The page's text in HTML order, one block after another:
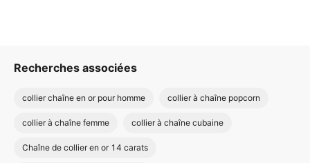
Recherches associées
collier chaîne en or pour homme collier à chaîne popcorn
collier à chaîne femme collier à chaîne cubaine
Chaîne de collier en or 14 carats